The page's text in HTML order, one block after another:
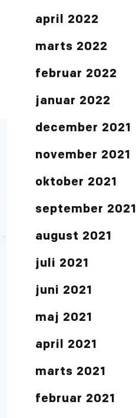
april 2022
marts 2022
februar 2022
januar 2022
december 2021
november 2021
oktober 2021
september 2021
august 2021
juli 2021
juni 2021
maj 2021
april 2021
marts 2021
februar 2021